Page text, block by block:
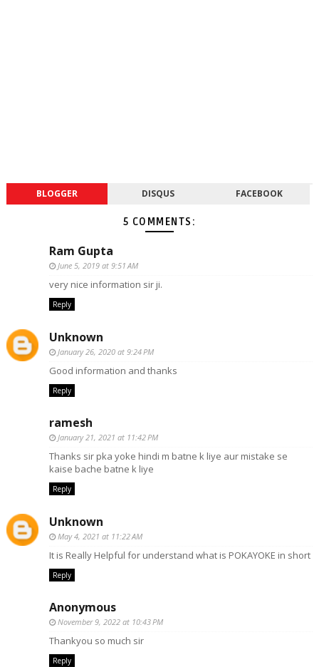
BLOGGER DISQUS FACEBOOK
5 COMMENTS:
Ram Gupta
June 5, 2019 at 9:51 AM
very nice information sir ji.
Reply
Unknown
January 26, 2020 at 9:24 PM
Good information and thanks
Reply
ramesh
January 21, 2021 at 11:42 PM
Thanks sir pka yoke hindi m batne k liye aur mistake se
kaise bache batne k liye
Reply
Unknown
May 4, 2021 at 11:22 AM
It is Really Helpful for understand what is POKAYOKE in short
Reply
Anonymous
November 9, 2022 at 10:43 PM
Thankyou so much sir
Reply